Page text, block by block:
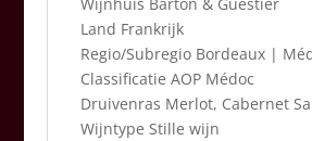
Land Frankrijk
Regio/Subregio Bordeaux |
Classificatie AOP Médoc
Druivenras Merlot, Cabernet
Wijntype Stille wijn